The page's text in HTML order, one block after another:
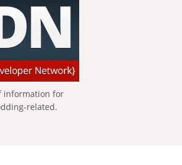
information for
related.